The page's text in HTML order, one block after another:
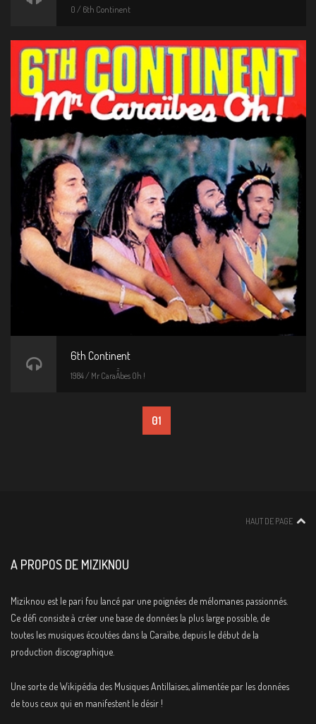
0 / 6th Continent
6th Continent
1984 / Mr CaraÃ¯bes Oh !
01
HAUT DE PAGE
A PROPOS DE MIZIKNOU
Miziknou est le pari fou lancé par une poignées de mélomanes passionnés.
Ce défi consiste à créer une base de données la plus large possible, de
toutes les musiques écoutées dans la Caraïbe, depuis le début de la
production discographique.
Une sorte de Wikipédia des Musiques Antillaises, alimentée par les données
de tous ceux qui en manifestent le désir !